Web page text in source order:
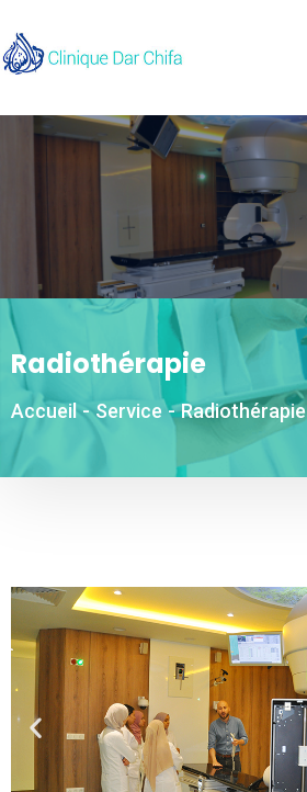
Radiothérapie
Accueil - Service - Radiothérapie